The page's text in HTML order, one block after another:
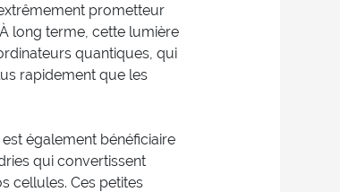
prometteur
long terme, cette lumière
quantiques, qui
rapidement que les
également bénéficiaire
qui convertissent
cellules. Ces petites